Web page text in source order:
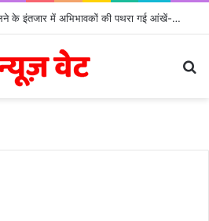
आरटीई की दूसरी लॉटरी खुलने के इंतजार में अभिभावकों की पथरा गई आंखें- मोर्चा